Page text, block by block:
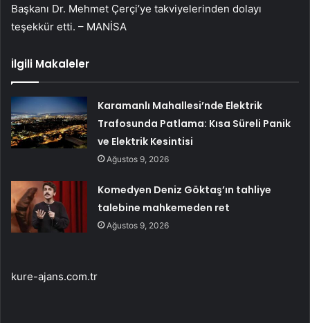
Başkanı Dr. Mehmet Çerçi’ye takviyelerinden dolayı
teşekkür etti. – MANİSA
İlgili Makaleler
Karamanlı Mahallesi’nde Elektrik
Trafosunda Patlama: Kısa Süreli Panik
ve Elektrik Kesintisi
Ağustos 9, 2026
Komedyen Deniz Göktaş’ın tahliye
talebine mahkemeden ret
Ağustos 9, 2026
kure-ajans.com.tr